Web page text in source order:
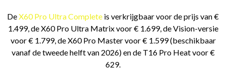
DeX60 Pro Ultra Complete is verkrijgbaar voor de prijs van €
1.499, de X60 Pro Ultra Matrix voor € 1.699, de Vision-versie
voor € 1.799, de X60 Pro Master voor € 1.599 (beschikbaar
vanaf de tweede helft van 2026) en de T16 Pro Heat voor €
629.